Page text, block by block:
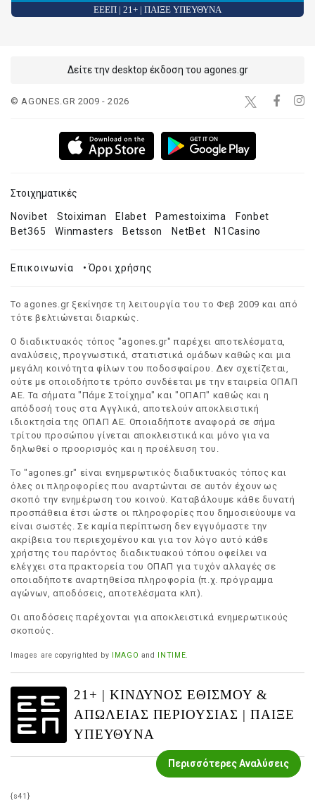
ΕΕΕΠ | 21+ | ΠΑΙΞΕ ΥΠΕΥΘΥΝΑ
Περισσότερες Αναλύσεις
Δείτε την desktop έκδοση του agones.gr
© AGONES.GR 2009 - 2026
Στοιχηματικές
Novibet Stoiximan Elabet Pamestoixima
Fonbet
Bet365
Winmasters Betsson NetBet N1Casino
Επικοινωνία •Όροι χρήσης
Το agones.gr ξεκίνησε τη λειτουργία του το Φεβ 2009 και από
τότε βελτιώνεται διαρκώς.
Ο διαδικτυακός τόπος "agones.gr" παρέχει αποτελέσματα,
αναλύσεις, προγνωστικά, στατιστικά ομάδων καθώς και μια
μεγάλη κοινότητα φίλων του ποδοσφαίρου. Δεν σχετίζεται,
ούτε με οποιοδήποτε τρόπο συνδέεται με την εταιρεία ΟΠΑΠ
ΑΕ. Τα σήματα "Πάμε Στοίχημα" και "ΟΠΑΠ" καθώς και η
απόδοσή τους στα Αγγλικά, αποτελούν αποκλειστική
ιδιοκτησία της ΟΠΑΠ ΑΕ. Οποιαδήποτε αναφορά σε σήμα
τρίτου προσώπου γίνεται αποκλειστικά και μόνο για να
δηλωθεί ο προορισμός και η προέλευση του.
Το "agones.gr" είναι ενημερωτικός διαδικτυακός τόπος και
όλες οι πληροφορίες που αναρτώνται σε αυτόν έχουν ως
σκοπό την ενημέρωση του κοινού. Καταβάλουμε κάθε δυνατή
προσπάθεια έτσι ώστε οι πληροφορίες που δημοσιεύουμε να
είναι σωστές. Σε καμία περίπτωση δεν εγγυόμαστε την
ακρίβεια του περιεχομένου και για τον λόγο αυτό κάθε
χρήστης του παρόντος διαδικτυακού τόπου οφείλει να
ελέγχει στα πρακτορεία του ΟΠΑΠ για τυχόν αλλαγές σε
οποιαδήποτε αναρτηθείσα πληροφορία (π.χ. πρόγραμμα
αγώνων, αποδόσεις, αποτελέσματα κλπ).
Οι αποδόσεις παρέχονται για αποκλειστικά ενημερωτικούς
σκοπούς.
Images are copyrighted by IMAGO and INTIME.
21+ | ΚΙΝΔΥΝΟΣ ΕΘΙΣΜΟΥ &
ΑΠΩΛΕΙΑΣ ΠΕΡΙΟΥΣΙΑΣ | ΠΑΙΞΕ
ΥΠΕΥΘΥΝΑ
{s41}